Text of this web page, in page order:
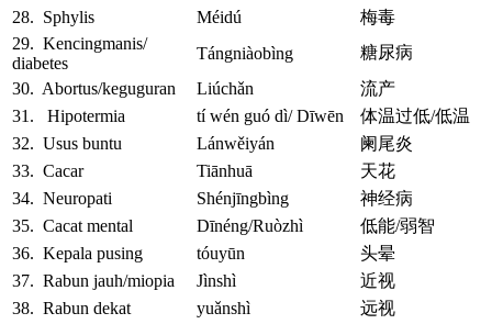
28. Sphylis
Méidú
梅毒
29. Kencingmanis/
diabetes
Tángniàobìng
糖尿病
30. Abortus/keguguran
Liúchǎn
流产
31. Hipotermia
tí wén guó dì/ Dīwēn
体温过低/低温
32. Usus buntu
Lánwěiyán
阑尾炎
33. Cacar
Tiānhuā
天花
34. Neuropati
Shénjīngbìng
神经病
35. Cacat mental
Dīnéng/Ruòzhì
低能/弱智
36. Kepala pusing
tóuyūn
头晕
37. Rabun jauh/miopia
Jìnshì
近视
38. Rabun dekat
yuǎnshì
远视